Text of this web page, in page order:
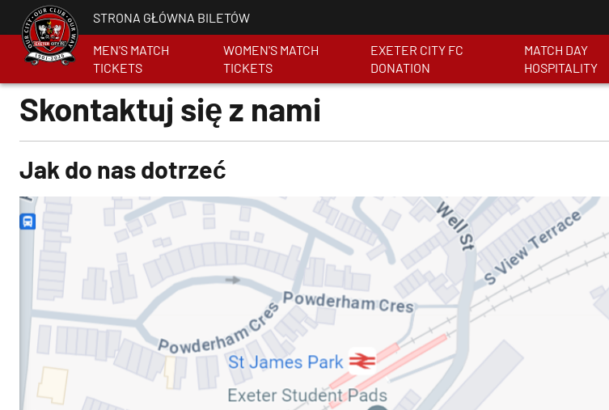
STRONA GŁÓWNA BILETÓW
MEN'S MATCH
TICKETS
WOMEN'S MATCH
TICKETS
EXETER CITY FC
DONATION
MATCH DAY
HOSPITALITY
Skontaktuj się z nami
Jak do nas dotrzeć